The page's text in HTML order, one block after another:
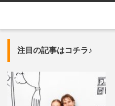
注目の記事はコチラ♪